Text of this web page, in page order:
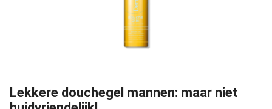
Lekkere douchegel mannen: maar niet